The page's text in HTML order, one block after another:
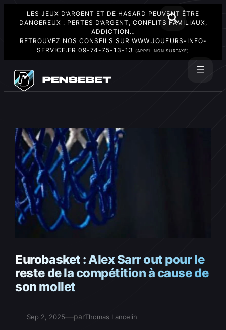
LES JEUX D’ARGENT ET DE HASARD PEUVENT ÊTRE
DANGEREUX : PERTES D’ARGENT, CONFLITS FAMILIAUX,
ADDICTION…
RETROUVEZ NOS CONSEILS SUR WWW.JOUEURS-INFO-
SERVICE.FR 09-74-75-13-13 (APPEL NON SURTAXÉ)
contenu
Eurobasket : Alex Sarr out pour le
reste de la compétition à cause de
son mollet
Sep 2, 2025—parThomas Lancelin